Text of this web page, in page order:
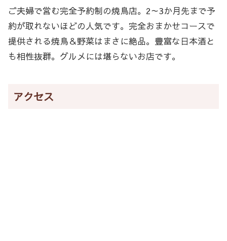
ご夫婦で営む完全予約制の焼鳥店。2～3か月先まで予
約が取れないほどの人気です。完全おまかせコースで
提供される焼鳥＆野菜はまさに絶品。豊富な日本酒と
も相性抜群。グルメには堪らないお店です。
アクセス